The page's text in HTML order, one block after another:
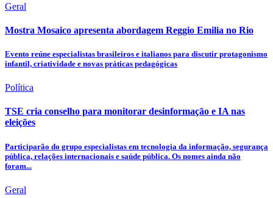
Geral
Mostra Mosaico apresenta abordagem Reggio Emilia no Rio
Evento reúne especialistas brasileiros e italianos para discutir protagonismo
infantil, criatividade e novas práticas pedagógicas
Política
TSE cria conselho para monitorar desinformação e IA nas
eleições
Participarão do grupo especialistas em tecnologia da informação, segurança
pública, relações internacionais e saúde pública. Os nomes ainda não
foram...
Geral